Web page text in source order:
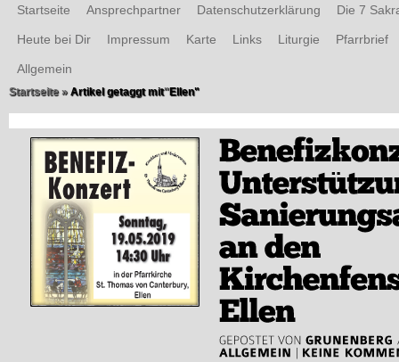
Startseite Ansprechpartner Datenschutzerklärung Die 7
Heute bei Dir Impressum Karte Links Liturgie Pfarrbrief
Allgemein
Startseite »Artikel getaggt mit" Ellen"